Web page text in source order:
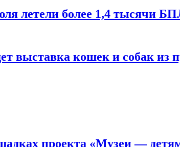
летели более 1,4 тысячи
выставка кошек и собак из
проекта «Музеи —